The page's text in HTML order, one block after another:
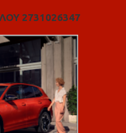
2731026347